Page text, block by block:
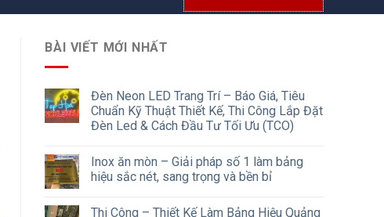
BÀI VIẾT MỚI NHẤT
Đèn Neon LED Trang Trí – Báo Giá, Tiêu
Chuẩn Kỹ Thuật Thiết Kế, Thi Công Lắp Đặt
Đèn Led & Cách Đầu Tư Tối Ưu (TCO)
Inox ăn mòn – Giải pháp số 1 làm bảng
hiệu sắc nét, sang trọng và bền bỉ
Thi Công – Thiết Kế Làm Bảng Hiệu Quảng